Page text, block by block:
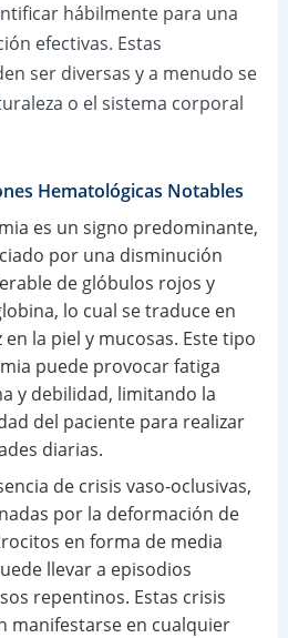
hábilmente para una
efectivas. Estas
ser diversas y a menudo se
o el sistema corporal
Hematológicas Notables
es un signo predominante,
por una disminución
de glóbulos rojos y
lo cual se traduce en
en la piel y mucosas. Este tipo
puede provocar fatiga
y debilidad, limitando la
del paciente para realizar
diarias.
de crisis vaso-oclusivas,
por la deformación de
en forma de media
llevar a episodios
repentinos. Estas crisis
manifestarse en cualquier